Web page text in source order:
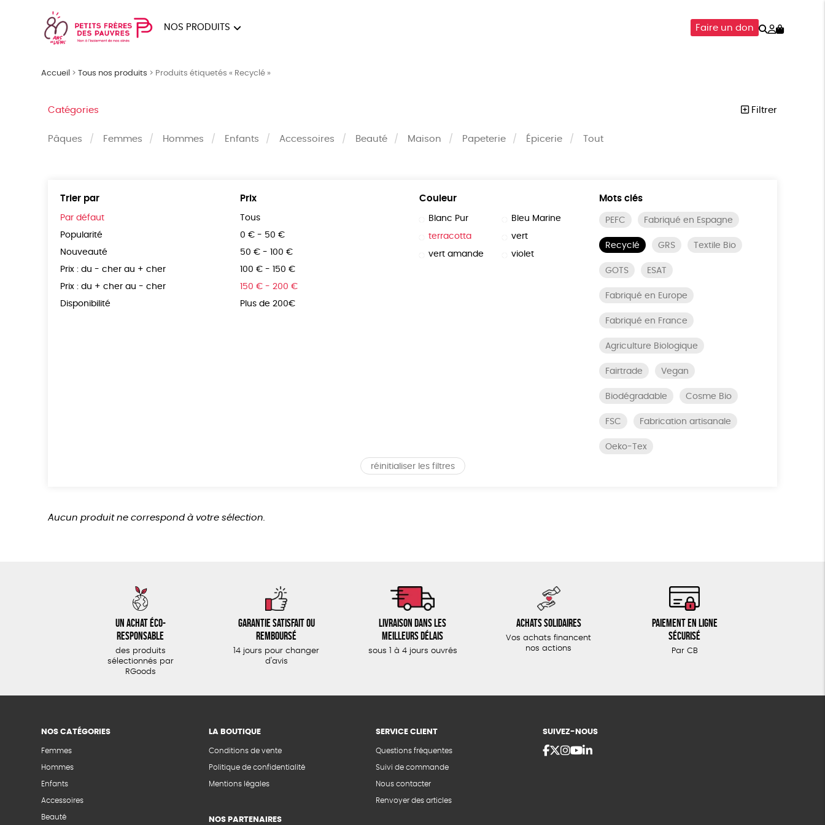
NOS PRODUITS Faire un don Rechercher
Mon
Accueil >Tous nos produits > Produits étiquetés « Recyclé »
Catégories Filtrer
Pâques Femmes Hommes Enfants Accessoires Beauté Maison Papeterie Épicerie Tout
Trier par
Par défaut
Popularité
Nouveauté
Prix : du - cher au + cher
Prix : du + cher au - cher
Disponibilité
Prix
Tous
0 € - 50 €
50 € - 100 €
100 € - 150 €
150 € - 200 €
Plus de 200€
Couleur
Blanc Pur Bleu Marine
terracotta vert
vert amande violet
Mots clés
PEFC Fabriqué en Espagne
Recyclé GRS Textile Bio
GOTS ESAT
Fabriqué en Europe
Fabriqué en France
Agriculture Biologique
Fairtrade Vegan
Biodégradable Cosme Bio
FSC Fabrication artisanale
Oeko-Tex
réinitialiser les filtres
Aucun produit ne correspond à votre sélection.
Un achat éco-
responsable
des produits
sélectionnés par
RGoods
Garantie satisfait ou
remboursé
14 jours pour changer
d'avis
Livraison dans les
meilleurs délais
sous 1 à 4 jours ouvrés
Achats solidaires
Vos achats financent
nos actions
Paiement en ligne
sécurisé
Par CB
NOS CATÉGORIES
Femmes
Hommes
Enfants
Accessoires
Beauté
LA BOUTIQUE
Conditions de vente
Politique de confidentialité
Mentions légales
NOS PARTENAIRES
SERVICE CLIENT
Questions fréquentes
Suivi de commande
Nous contacter
Renvoyer des articles
SUIVEZ-NOUS